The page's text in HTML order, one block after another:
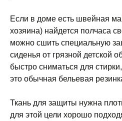
Если в доме есть швейная
хозяина) найдется полчаса
можно сшить специальную
сиденья от грязной детской
быстро сниматься для
это обычная бельевая
Ткань для защиты нужна
для этой цели хорошо